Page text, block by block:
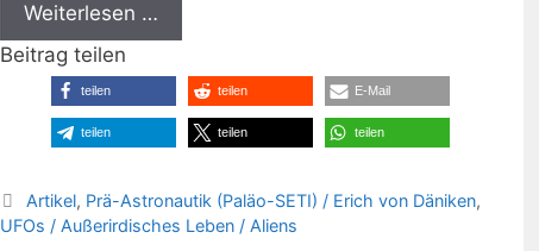
Weiterlesen …
Beitrag teilen
teilen teilen E-Mail
teilen teilen teilen
Kategorien
Artikel, Prä-Astronautik (Paläo-SETI) / Erich von Däniken,
UFOs / Außerirdisches Leben / Aliens